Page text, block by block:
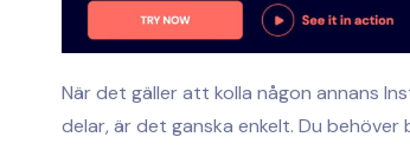
När det gäller att kolla någon annans
delar, är det ganska enkelt. Du